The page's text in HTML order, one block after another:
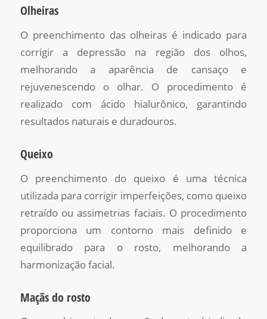
Olheiras
O preenchimento das olheiras é indicado para
corrigir a depressão na região dos olhos,
melhorando a aparência de cansaço e
rejuvenescendo o olhar. O procedimento é
realizado com ácido hialurônico, garantindo
resultados naturais e duradouros.
Queixo
O preenchimento do queixo é uma técnica
utilizada para corrigir imperfeições, como queixo
retraído ou assimetrias faciais. O procedimento
proporciona um contorno mais definido e
equilibrado para o rosto, melhorando a
harmonização facial.
Maçãs do rosto